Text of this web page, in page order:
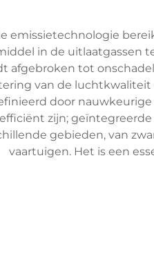
emissietechnologie
in de uitlaatgassen
afgebroken tot
van de
door
zijn;
gebieden, van
vaartuigen. Het is een